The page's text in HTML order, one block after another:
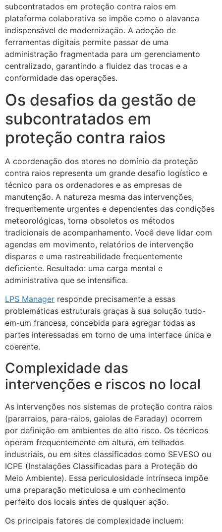
subcontratados em proteção contra raios em
plataforma colaborativa se impõe como o alavanca
indispensável de modernização. A adoção de
ferramentas digitais permite passar de uma
administração fragmentada para um gerenciamento
centralizado, garantindo a fluidez das trocas e a
conformidade das operações.
Os desafios da gestão de
subcontratados em
proteção contra raios
A coordenação dos atores no domínio da proteção
contra raios representa um grande desafio logístico e
técnico para os ordenadores e as empresas de
manutenção. A natureza mesma das intervenções,
frequentemente urgentes e dependentes das condições
meteorológicas, torna obsoletos os métodos
tradicionais de acompanhamento. Você deve lidar com
agendas em movimento, relatórios de intervenção
dispares e uma rastreabilidade frequentemente
deficiente. Resultado: uma carga mental e
administrativa que se intensifica.
LPS Manager responde precisamente a essas
problemáticas estruturais graças à sua solução tudo-
em-um francesa, concebida para agregar todas as
partes interessadas em torno de uma interface única e
coerente.
Complexidade das
intervenções e riscos no local
As intervenções nos sistemas de proteção contra raios
(pararraios, para-raios, gaiolas de Faraday) ocorrem
por definição em ambientes de alto risco. Os técnicos
operam frequentemente em altura, em telhados
industriais, ou em sites classificados como SEVESO ou
ICPE (Instalações Classificadas para a Proteção do
Meio Ambiente). Essa periculosidade intrínseca impõe
uma preparação meticulosa e um conhecimento
perfeito dos locais antes de qualquer ação.
Os principais fatores de complexidade incluem: